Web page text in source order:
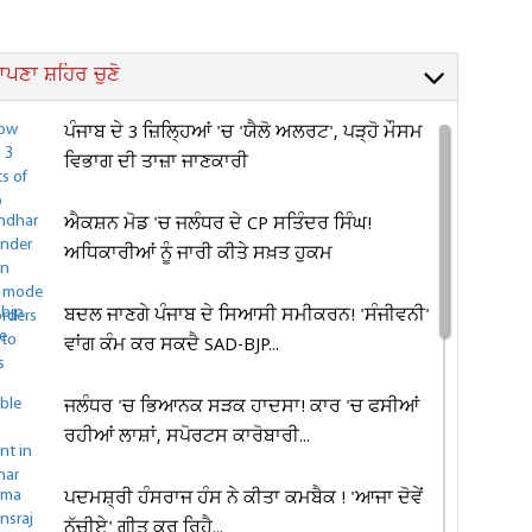
ਸ਼ਹਿਰ ਚੁਣੋ
ਪੰਜਾਬ ਦੇ 3 ਜ਼ਿਲ੍ਹਿਆਂ 'ਚ 'ਯੈਲੋ ਅਲਰਟ', ਪੜ੍ਹੋ ਮੌਸਮ
ਵਿਭਾਗ ਦੀ ਤਾਜ਼ਾ ਜਾਣਕਾਰੀ
ਐਕਸ਼ਨ ਮੋਡ 'ਚ ਜਲੰਧਰ ਦੇ CP ਸਤਿੰਦਰ ਸਿੰਘ!
ਅਧਿਕਾਰੀਆਂ ਨੂੰ ਜਾਰੀ ਕੀਤੇ ਸਖ਼ਤ ਹੁਕਮ
ਬਦਲ ਜਾਣਗੇ ਪੰਜਾਬ ਦੇ ਸਿਆਸੀ ਸਮੀਕਰਨ! 'ਸੰਜੀਵਨੀ'
ਵਾਂਗ ਕੰਮ ਕਰ ਸਕਦੈ SAD-BJP...
ਜਲੰਧਰ 'ਚ ਭਿਆਨਕ ਸੜਕ ਹਾਦਸਾ! ਕਾਰ 'ਚ ਫਸੀਆਂ
ਰਹੀਆਂ ਲਾਸ਼ਾਂ, ਸਪੋਰਟਸ ਕਾਰੋਬਾਰੀ...
ਪਦਮਸ਼੍ਰੀ ਹੰਸਰਾਜ ਹੰਸ ਨੇ ਕੀਤਾ ਕਮਬੈਕ ! 'ਆਜਾ ਦੋਵੇਂ